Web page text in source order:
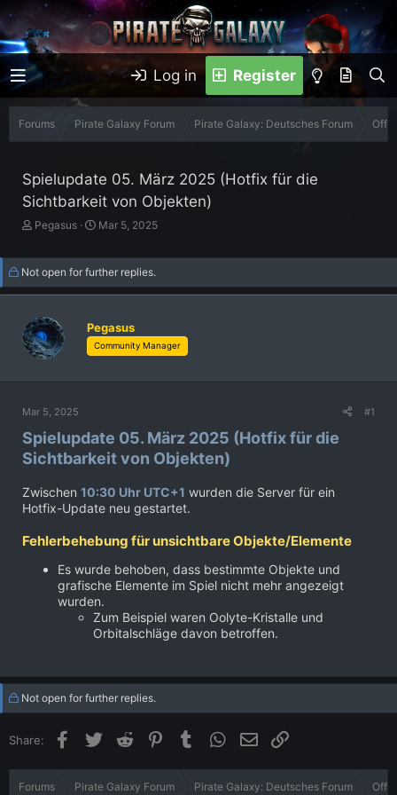
Log in Register
Forums Pirate Galaxy Forum Pirate Galaxy: Deutsches Forum
Spielupdate 05. März 2025 (Hotfix für die
Sichtbarkeit von Objekten)
T
r
e
a
s
t
a
t
r
Pegasus
S
a
r
t
t
e
Mar 5, 2025
Not open for further replies.
Pegasus
Community Manager
Mar 5, 2025 #1
Spielupdate 05. März 2025 (Hotfix für die
Sichtbarkeit von Objekten)
Zwischen 10:30 Uhr UTC+1 wurden die Server für ein
Hotfix-Update neu gestartet.
Fehlerbehebung für unsichtbare Objekte/Elemente
Es wurde behoben, dass bestimmte Objekte und
grafische Elemente im Spiel nicht mehr angezeigt
wurden.
Zum Beispiel waren Oolyte-Kristalle und
Orbitalschläge davon betroffen.
Not open for further replies.
Share: Facebook
TwitterReddit PinterestTumblrWhatsApp
EmailLink
Forums Pirate Galaxy Forum Pirate Galaxy: Deutsches Forum